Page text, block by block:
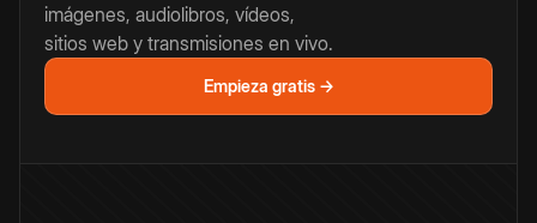
imágenes, audiolibros, vídeos,
sitios web y transmisiones en vivo.
Empieza gratis →